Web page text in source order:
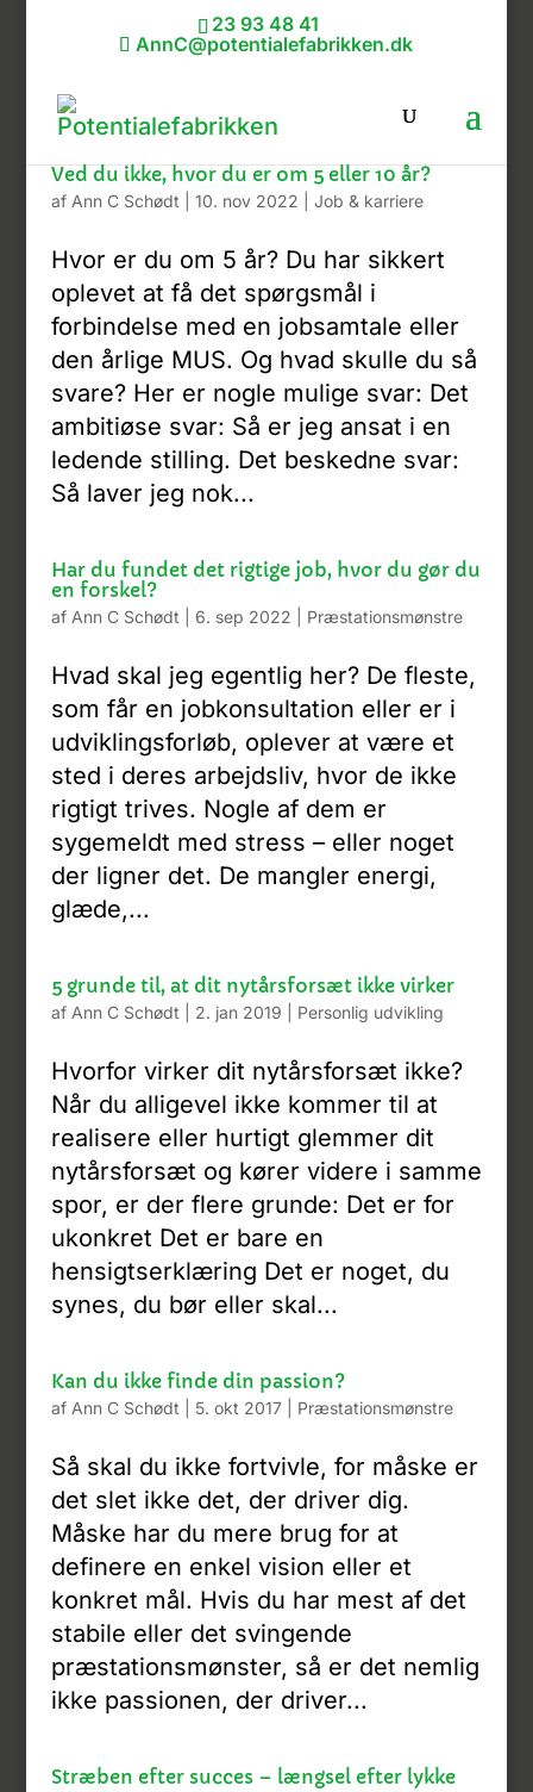
23 93 48 41
AnnC@potentialefabrikken.dk
Ved du ikke, hvor du er om 5 eller 10 år?
af Ann C Schødt 10. nov 2022 Job & karriere
Hvor er du om 5 år? Du har sikkert
oplevet at få det spørgsmål i
forbindelse med en jobsamtale eller
den årlige MUS. Og hvad skulle du så
svare? Her er nogle mulige svar: Det
ambitiøse svar: Så er jeg ansat i en
ledende stilling. Det beskedne svar:
Så laver jeg nok...
Har du fundet det rigtige job, hvor du gør du
en forskel?
af Ann C Schødt 6. sep 2022 Præstationsmønstre
Hvad skal jeg egentlig her? De fleste,
som får en jobkonsultation eller er i
udviklingsforløb, oplever at være et
sted i deres arbejdsliv, hvor de ikke
rigtigt trives. Nogle af dem er
sygemeldt med stress – eller noget
der ligner det. De mangler energi,
glæde,...
5 grunde til, at dit nytårsforsæt ikke virker
af Ann C Schødt 2. jan 2019 Personlig udvikling
Hvorfor virker dit nytårsforsæt ikke?
Når du alligevel ikke kommer til at
realisere eller hurtigt glemmer dit
nytårsforsæt og kører videre i samme
spor, er der flere grunde: Det er for
ukonkret Det er bare en
hensigtserklæring Det er noget, du
synes, du bør eller skal...
Kan du ikke finde din passion?
af Ann C Schødt 5. okt 2017| Præstationsmønstre
Så skal du ikke fortvivle, for måske er
det slet ikke det, der driver dig.
Måske har du mere brug for at
definere en enkel vision eller et
konkret mål. Hvis du har mest af det
stabile eller det svingende
præstationsmønster, så er det nemlig
ikke passionen, der driver...
Stræben efter succes – længsel efter lykke